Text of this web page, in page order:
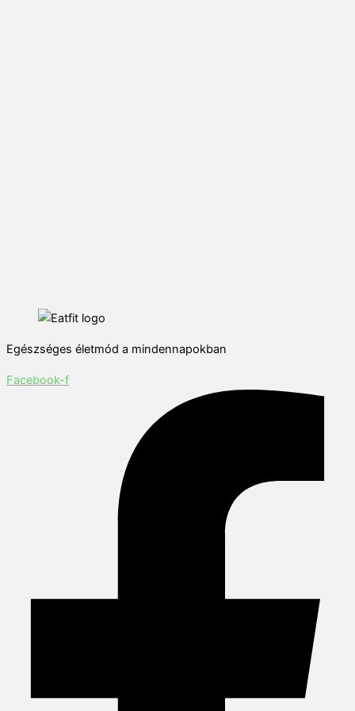
Egészséges életmód a mindennapokban
Facebook-f